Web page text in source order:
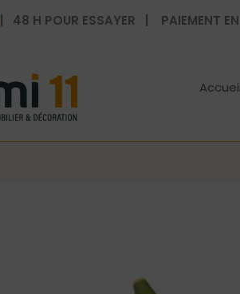
| 48 H POUR ESSAYER | PAIEMENT EN
Accueil